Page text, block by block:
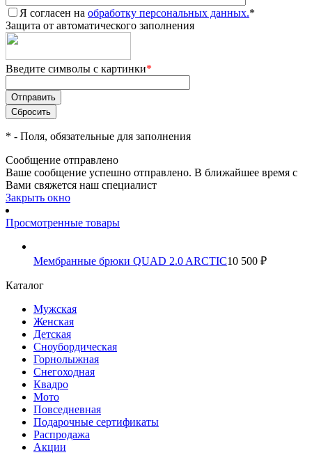
Я согласен на обработку персональных данных.*
Защита от автоматического заполнения
Введите символы с картинки*
* - Поля, обязательные для заполнения
Сообщение отправлено
Ваше сообщение успешно отправлено. В ближайшее время с
Вами свяжется наш специалист
Закрыть окно
Просмотренные товары
Мембранные брюки QUAD 2.0 ARCTIC10 500 ₽
Каталог
Мужская
Женская
Детская
Сноубордическая
Горнолыжная
Снегоходная
Квадро
Мото
Повседневная
Подарочные сертификаты
Распродажа
Акции